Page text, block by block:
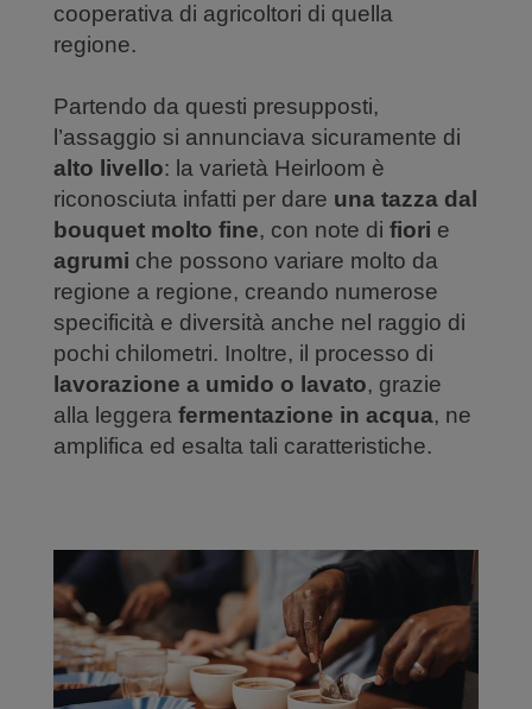
cooperativa di agricoltori di quella
regione.
Partendo da questi presupposti,
l’assaggio si annunciava sicuramente di
alto livello: la varietà Heirloom è
riconosciuta infatti per dare una tazza dal
bouquet molto fine, con note di fiori e
agrumi che possono variare molto da
regione a regione, creando numerose
specificità e diversità anche nel raggio di
pochi chilometri. Inoltre, il processo di
lavorazione a umido o lavato, grazie
alla leggera fermentazione in acqua, ne
amplifica ed esalta tali caratteristiche.